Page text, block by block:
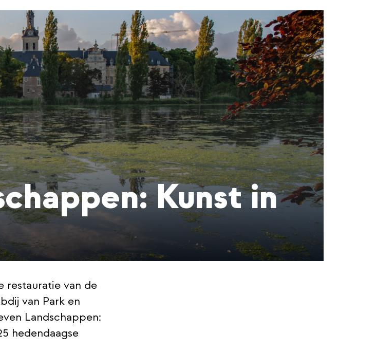
Kunst in
restauratie van de
van Park en
Landschappen:
hedendaagse